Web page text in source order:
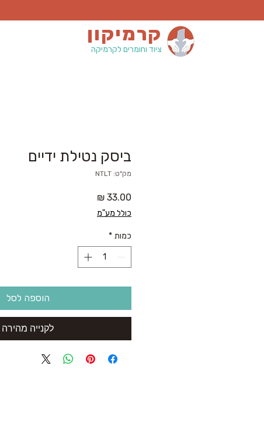
קרמיקון
ציוד וחומרים לקרמיקה
ביסק נטילת ידיים
מק"ט: NTLT
כולל מע"מ
כמות *
הוספה לסל
לקנייה מהירה